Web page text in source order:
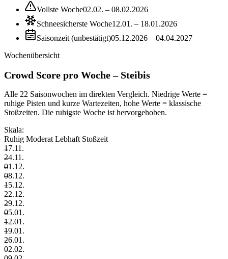
Vollste Woche02.02. – 08.02.2026
Schneesicherste Woche12.01. – 18.01.2026
Saisonzeit (unbestätigt)05.12.2026 – 04.04.2027
Wochenübersicht
Crowd Score pro Woche – Steibis
Alle 22 Saisonwochen im direkten Vergleich. Niedrige Werte =
ruhige Pisten und kurze Wartezeiten, hohe Werte = klassische
Stoßzeiten. Die ruhigste Woche ist hervorgehoben.
Skala:
Ruhig Moderat Lebhaft Stoßzeit
–
17.11.
–
24.11.
–
01.12.
–
08.12.
–
15.12.
–
22.12.
–
29.12.
–
05.01.
–
12.01.
–
19.01.
–
26.01.
–
02.02.